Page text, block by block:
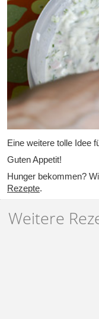
Eine weitere tolle Idee
Guten Appetit!
Hunger bekommen?
Rezepte.
Weitere